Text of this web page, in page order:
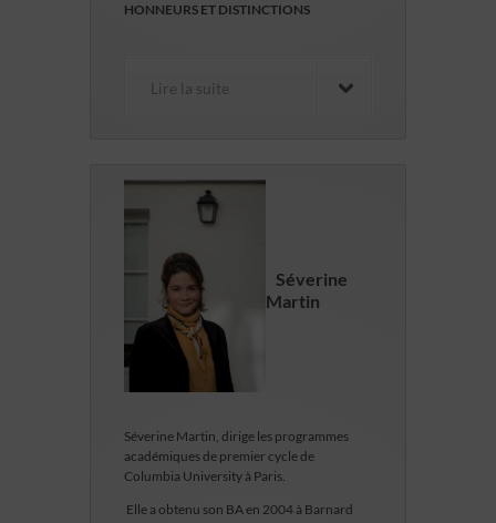
HONNEURS ET DISTINCTIONS
Lire la suite
Séverine
Martin
Séverine Martin, dirige les programmes
académiques de premier cycle de
Columbia University à Paris.
Elle a obtenu son BA en 2004 à Barnard